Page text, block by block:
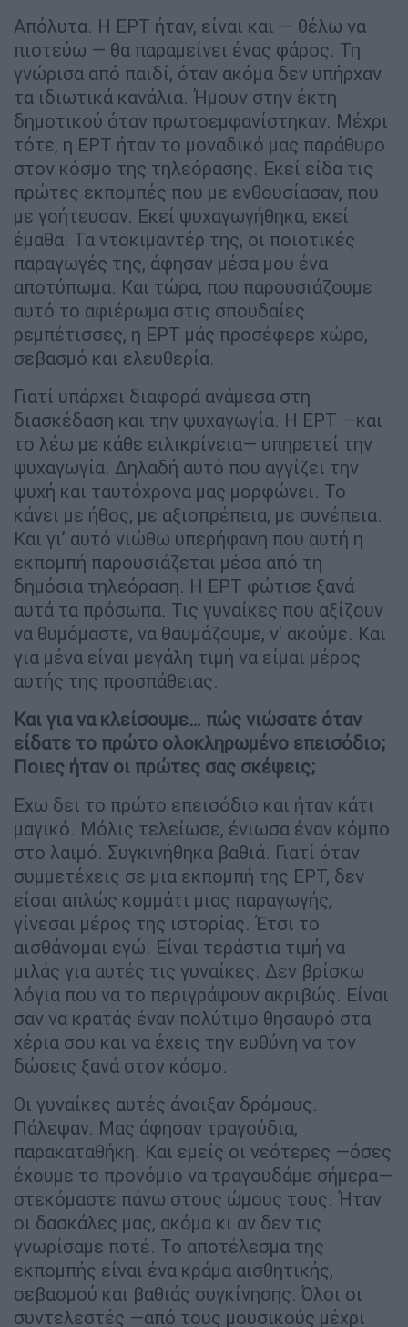
Απόλυτα. Η ΕΡΤ ήταν, είναι και — θέλω να
πιστεύω — θα παραμείνει ένας φάρος. Τη
γνώρισα από παιδί, όταν ακόμα δεν υπήρχαν
τα ιδιωτικά κανάλια. Ήμουν στην έκτη
δημοτικού όταν πρωτοεμφανίστηκαν. Μέχρι
τότε, η ΕΡΤ ήταν το μοναδικό μας παράθυρο
στον κόσμο της τηλεόρασης. Εκεί είδα τις
πρώτες εκπομπές που με ενθουσίασαν, που
με γοήτευσαν. Εκεί ψυχαγωγήθηκα, εκεί
έμαθα. Τα ντοκιμαντέρ της, οι ποιοτικές
παραγωγές της, άφησαν μέσα μου ένα
αποτύπωμα. Και τώρα, που παρουσιάζουμε
αυτό το αφιέρωμα στις σπουδαίες
ρεμπέτισσες, η ΕΡΤ μάς προσέφερε χώρο,
σεβασμό και ελευθερία.
Γιατί υπάρχει διαφορά ανάμεσα στη
διασκέδαση και την ψυχαγωγία. Η ΕΡΤ —και
το λέω με κάθε ειλικρίνεια— υπηρετεί την
ψυχαγωγία. Δηλαδή αυτό που αγγίζει την
ψυχή και ταυτόχρονα μας μορφώνει. Το
κάνει με ήθος, με αξιοπρέπεια, με συνέπεια.
Και γι’ αυτό νιώθω υπερήφανη που αυτή η
εκπομπή παρουσιάζεται μέσα από τη
δημόσια τηλεόραση. Η ΕΡΤ φώτισε ξανά
αυτά τα πρόσωπα. Τις γυναίκες που αξίζουν
να θυμόμαστε, να θαυμάζουμε, ν' ακούμε. Και
για μένα είναι μεγάλη τιμή να είμαι μέρος
αυτής της προσπάθειας.
Και για να κλείσουμε… πώς νιώσατε όταν
είδατε το πρώτο ολοκληρωμένο επεισόδιο;
Ποιες ήταν οι πρώτες σας σκέψεις;
Εχω δει το πρώτο επεισόδιο και ήταν κάτι
μαγικό. Μόλις τελείωσε, ένιωσα έναν κόμπο
στο λαιμό. Συγκινήθηκα βαθιά. Γιατί όταν
συμμετέχεις σε μια εκπομπή της ΕΡΤ, δεν
είσαι απλώς κομμάτι μιας παραγωγής,
γίνεσαι μέρος της ιστορίας. Έτσι το
αισθάνομαι εγώ. Είναι τεράστια τιμή να
μιλάς για αυτές τις γυναίκες. Δεν βρίσκω
λόγια που να το περιγράψουν ακριβώς. Είναι
σαν να κρατάς έναν πολύτιμο θησαυρό στα
χέρια σου και να έχεις την ευθύνη να τον
δώσεις ξανά στον κόσμο.
Οι γυναίκες αυτές άνοιξαν δρόμους.
Πάλεψαν. Μας άφησαν τραγούδια,
παρακαταθήκη. Και εμείς οι νεότερες —όσες
έχουμε το προνόμιο να τραγουδάμε σήμερα—
στεκόμαστε πάνω στους ώμους τους. Ήταν
οι δασκάλες μας, ακόμα κι αν δεν τις
γνωρίσαμε ποτέ. Το αποτέλεσμα της
εκπομπής είναι ένα κράμα αισθητικής,
σεβασμού και βαθιάς συγκίνησης. Όλοι οι
συντελεστές —από τους μουσικούς μέχρι